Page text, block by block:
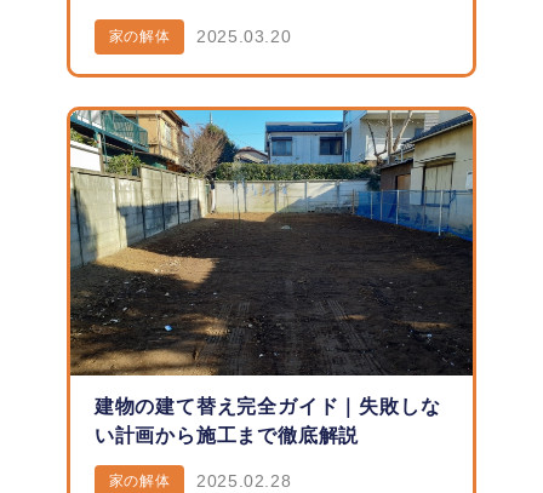
家の解体 2025.03.20
建物の建て替え完全ガイド｜失敗しな
い計画から施工まで徹底解説
家の解体 2025.02.28